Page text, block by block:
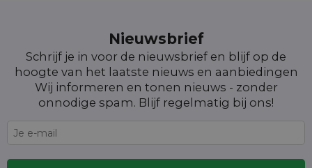
Nieuwsbrief
Schrijf je in voor de nieuwsbrief en blijf op de
hoogte van het laatste nieuws en aanbiedingen
Wij informeren en tonen nieuws - zonder
onnodige spam. Blijf regelmatig bij ons!